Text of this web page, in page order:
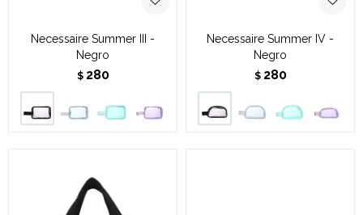
Necessaire Summer III -
Negro
$ 280
Necessaire Summer IV -
Negro
$ 280